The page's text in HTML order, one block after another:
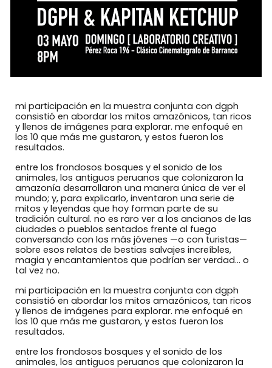
mi participación en la muestra conjunta con dgph
consistió en abordar los mitos amazónicos, tan ricos
y llenos de imágenes para explorar. me enfoqué en
los 10 que más me gustaron, y estos fueron los
resultados.
entre los frondosos bosques y el sonido de los
animales, los antiguos peruanos que colonizaron la
amazonía desarrollaron una manera única de ver el
mundo; y, para explicarlo, inventaron una serie de
mitos y leyendas que hoy forman parte de su
tradición cultural. no es raro ver a los ancianos de las
ciudades o pueblos sentados frente al fuego
conversando con los más jóvenes —o con turistas—
sobre esos relatos de bestias salvajes increíbles,
magia y encantamientos que podrían ser verdad… o
tal vez no.
mi participación en la muestra conjunta con dgph
consistió en abordar los mitos amazónicos, tan ricos
y llenos de imágenes para explorar. me enfoqué en
los 10 que más me gustaron, y estos fueron los
resultados.
entre los frondosos bosques y el sonido de los
animales, los antiguos peruanos que colonizaron la